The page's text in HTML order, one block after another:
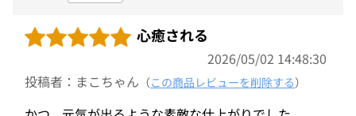
心癒される
2026/05/02 14:48:30
投稿者：まこちゃん （この商品レビューを削除する）